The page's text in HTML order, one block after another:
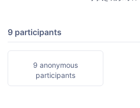
9 participants
9 anonymous
participants